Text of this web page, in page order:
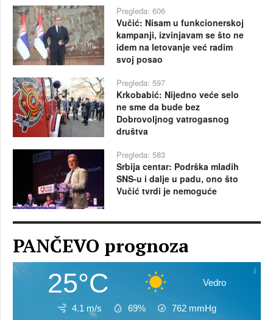
Pregleda: 606
Vučić: Nisam u funkcionerskoj
kampanji, izvinjavam se što ne
idem na letovanje već radim
svoj posao
Pregleda: 597
Krkobabić: Nijedno veće selo
ne sme da bude bez
Dobrovoljnog vatrogasnog
društva
Pregleda: 583
Srbija centar: Podrška mladih
SNS-u i dalje u padu, ono što
Vučić tvrdi je nemoguće
PANČEVO prognoza
25°C Vedro
4.1 m/s 69% 762 mmHg